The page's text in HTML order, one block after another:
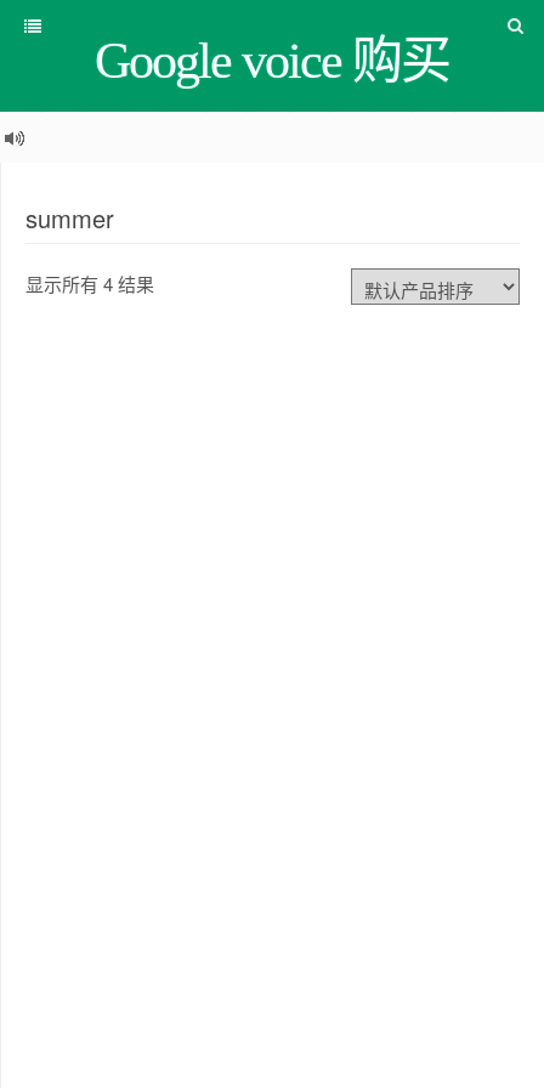
Google voice 购买
summer
显示所有 4 结果